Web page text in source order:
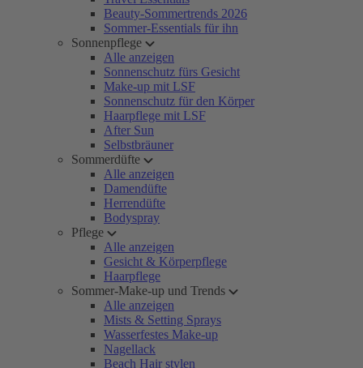
Beauty-Sommertrends 2026
Sommer-Essentials für ihn
Sonnenpflege
Alle anzeigen
Sonnenschutz fürs Gesicht
Make-up mit LSF
Sonnenschutz für den Körper
Haarpflege mit LSF
After Sun
Selbstbräuner
Sommerdüfte
Alle anzeigen
Damendüfte
Herrendüfte
Bodyspray
Pflege
Alle anzeigen
Gesicht & Körperpflege
Haarpflege
Sommer-Make-up und Trends
Alle anzeigen
Mists & Setting Sprays
Wasserfestes Make-up
Nagellack
Beach Hair stylen